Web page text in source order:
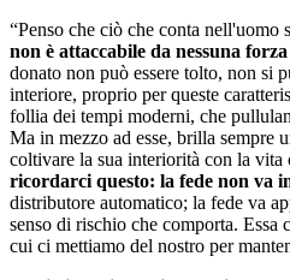
“Penso che ciò che conta nell'uomo
non è attaccabile da nessuna
donato non può essere tolto, non si
interiore, proprio per queste
follia dei tempi moderni, che
Ma in mezzo ad esse, brilla sempre
coltivare la sua interiorità con la vita
ricordarci questo: la fede non va
distributore automatico; la fede va
senso di rischio che comporta.
cui ci mettiamo del nostro per